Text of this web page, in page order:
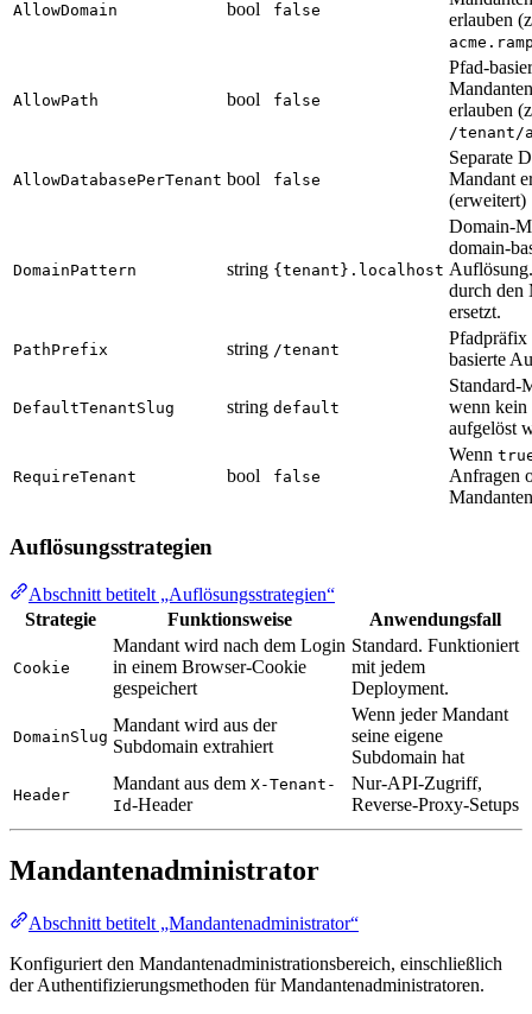
AllowDomain bool false
erlauben
AllowPath bool false
Pfad-
erlauben
/tenant/
AllowDatabasePerTenant bool false
Separate
Mandant
(erweitert)
DomainPattern string {tenant}.localhost
Domain-
domain-
durch den
ersetzt.
PathPrefix string /tenant
Pfadpräfix
basierte
DefaultTenantSlug string default
Standard-
wenn kein
aufgelöst
RequireTenant bool false
Wenn
Anfragen
Auflösungsstrategien
Abschnitt betitelt „Auflösungsstrategien“
Strategie
Funktionsweise Anwendungsfall
Cookie
Mandant wird nach dem Login
in einem Browser-Cookie
gespeichert
Standard. Funktioniert
mit jedem
Deployment.
DomainSlug
Mandant wird aus der
Subdomain extrahiert
Wenn jeder Mandant
seine eigene
Subdomain hat
Header
Mandant aus dem X-Tenant-
Id-Header
Nur-API-Zugriff,
Reverse-Proxy-Setups
Mandantenadministrator
Abschnitt betitelt „Mandantenadministrator“
Konfiguriert den Mandantenadministrationsbereich, einschließlich
der Authentifizierungsmethoden für Mandantenadministratoren.